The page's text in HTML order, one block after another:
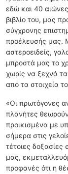
εδώ και 40
βιβλίο του, μας
σύγχρονης
προέλευσής μας.
αστεροειδείς,
μπροστά μας το
χωρίς να ξεχνά
από τα στοιχεία
«Οι πρωτόγονες
πλανήτες
προικισμένα με
σήμερα στις
τέτοιες δοξασίες
μας,
προφανές ότι η